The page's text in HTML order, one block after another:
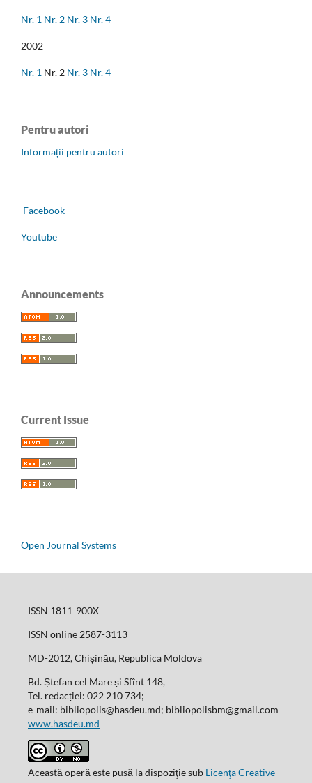
Nr. 1 Nr. 2 Nr. 3 Nr. 4
2002
Nr. 1 Nr. 2 Nr. 3 Nr. 4
Pentru autori
Informații pentru autori
Facebook
Youtube
Announcements
Current Issue
Open Journal Systems
ISSN 1811-900X
ISSN online 2587-3113
MD-2012, Chișinău, Republica Moldova
Bd. Ștefan cel Mare și Sfînt 148,
Tel. redacției: 022 210 734;
e-mail: bibliopolis@hasdeu.md; bibliopolisbm@gmail.com
www.hasdeu.md
Această operă este pusă la dispoziţie sub Licenţa Creative